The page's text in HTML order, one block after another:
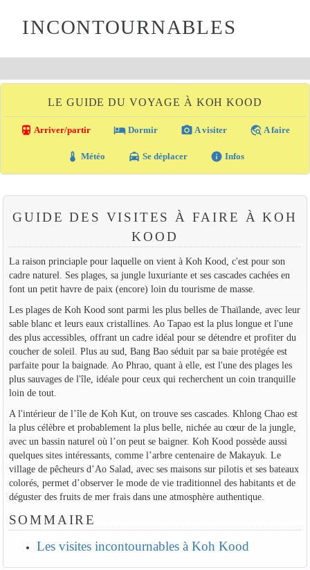
INCONTOURNABLES
LE GUIDE DU VOYAGE À KOH KOOD
directions_transit Arriver/partir local_hotel Dormir photo_camera A visiter travel_explore A faire
thermostat Météo local_taxi Se déplacer info Infos
GUIDE DES VISITES À FAIRE À KOH
KOOD
La raison princiaple pour laquelle on vient à Koh Kood, c'est pour son
cadre naturel. Ses plages, sa jungle luxuriante et ses cascades cachées en
font un petit havre de paix (encore) loin du tourisme de masse.
Les plages de Koh Kood sont parmi les plus belles de Thaïlande, avec leur
sable blanc et leurs eaux cristallines. Ao Tapao est la plus longue et l'une
des plus accessibles, offrant un cadre idéal pour se détendre et profiter du
coucher de soleil. Plus au sud, Bang Bao séduit par sa baie protégée est
parfaite pour la baignade. Ao Phrao, quant à elle, est l'une des plages les
plus sauvages de l'île, idéale pour ceux qui recherchent un coin tranquille
loin de tout.
A l'intérieur de l’île de Koh Kut, on trouve ses cascades. Khlong Chao est
la plus célèbre et probablement la plus belle, nichée au cœur de la jungle,
avec un bassin naturel où l’on peut se baigner. Koh Kood possède aussi
quelques sites intéressants, comme l’arbre centenaire de Makayuk. Le
village de pêcheurs d’Ao Salad, avec ses maisons sur pilotis et ses bateaux
colorés, permet d’observer le mode de vie traditionnel des habitants et de
déguster des fruits de mer frais dans une atmosphère authentique.
SOMMAIRE
Les visites incontournables à Koh Kood